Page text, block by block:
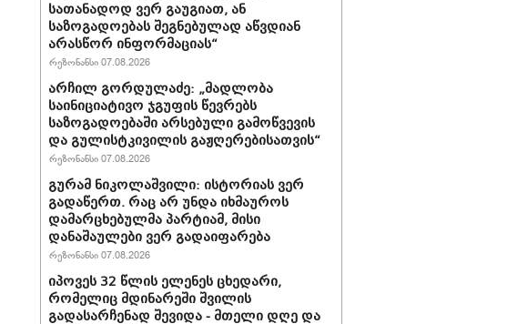
სათანადოდ ვერ გაუგიათ, ან
საზოგადოებას შეგნებულად აწვდიან
არასწორ ინფორმაციას“
რეზონანსი 07.08.2026
არჩილ გორდულაძე: „მადლობა
საინიციატივო ჯგუფის წევრებს
საზოგადოებაში არსებული გამოწვევის
და გულისტკივილის გაჟღერებისათვის“
რეზონანსი 07.08.2026
გურამ ნიკოლაშვილი: ისტორიას ვერ
გადაწერთ. რაც არ უნდა იხმაუროს
დამარცხებულმა პარტიამ, მისი
დანაშაულები ვერ გადაიფარება
რეზონანსი 07.08.2026
იპოვეს 32 წლის ელენეს ცხედარი,
რომელიც მდინარეში შვილის
გადასარჩენად შევიდა - მთელი დღე და